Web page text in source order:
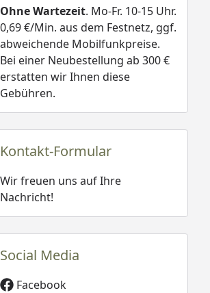
Ohne Wartezeit. Mo-Fr. 10-15 Uhr.
0,69 €/Min. aus dem Festnetz, ggf.
abweichende Mobilfunkpreise.
Bei einer Neubestellung ab 300 €
erstatten wir Ihnen diese
Gebühren.
Kontakt-Formular
Wir freuen uns auf Ihre
Nachricht!
Social Media
Facebook